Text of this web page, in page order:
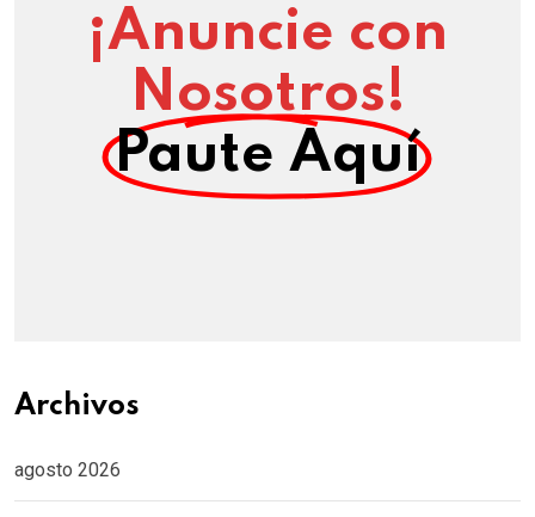
¡Anuncie con
Nosotros!
Paute Aquí
Archivos
agosto 2026